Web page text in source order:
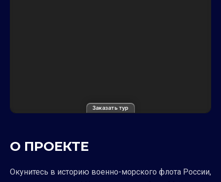
Заказать тур
О ПРОЕКТЕ
Окунитесь в историю военно-морского флота России,